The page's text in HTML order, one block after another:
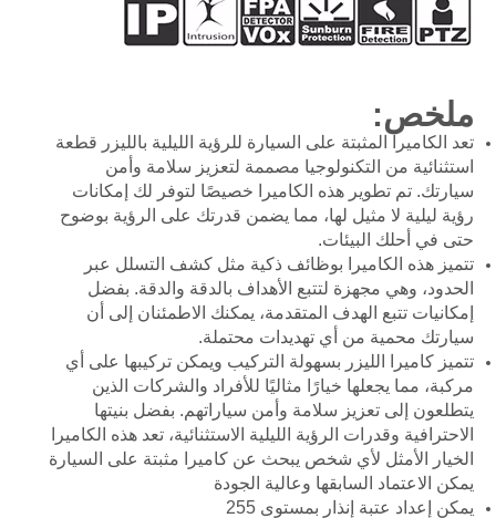
ملخص:
تعد الكاميرا المثبتة على السيارة للرؤية الليلية بالليزر قطعة
استثنائية من التكنولوجيا مصممة لتعزيز سلامة وأمن
سيارتك. تم تطوير هذه الكاميرا خصيصًا لتوفر لك إمكانات
رؤية ليلية لا مثيل لها، مما يضمن قدرتك على الرؤية بوضوح
حتى في أحلك البيئات.
تتميز هذه الكاميرا بوظائف ذكية مثل كشف التسلل عبر
الحدود، وهي مجهزة لتتبع الأهداف بالدقة والدقة. بفضل
إمكانيات تتبع الهدف المتقدمة، يمكنك الاطمئنان إلى أن
سيارتك محمية من أي تهديدات محتملة.
تتميز كاميرا الليزر بسهولة التركيب ويمكن تركيبها على أي
مركبة، مما يجعلها خيارًا مثاليًا للأفراد والشركات الذين
يتطلعون إلى تعزيز سلامة وأمن سياراتهم. بفضل بنيتها
الاحترافية وقدرات الرؤية الليلية الاستثنائية، تعد هذه الكاميرا
الخيار الأمثل لأي شخص يبحث عن كاميرا مثبتة على السيارة
يمكن الاعتماد السابقها وعالية الجودة
يمكن إعداد عتبة إنذار بمستوى 255